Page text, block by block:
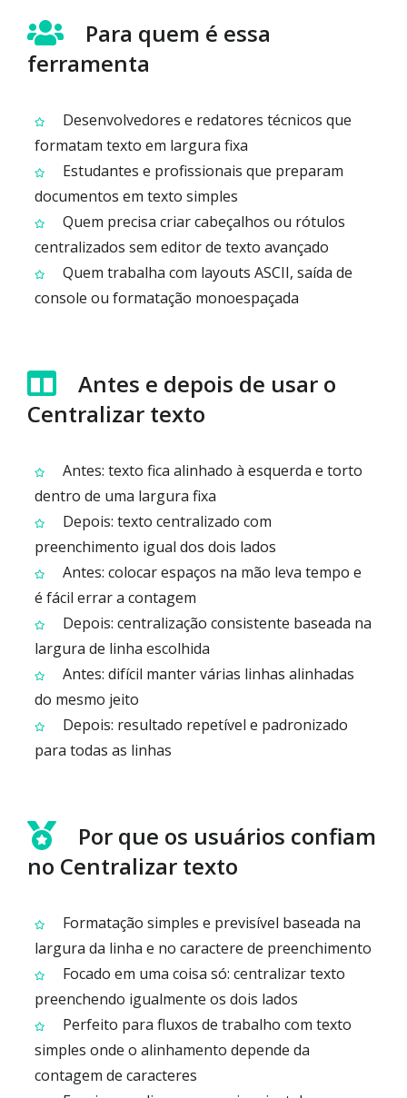
Para quem é essa
ferramenta
Desenvolvedores e redatores técnicos que
formatam texto em largura fixa
Estudantes e profissionais que preparam
documentos em texto simples
Quem precisa criar cabeçalhos ou rótulos
centralizados sem editor de texto avançado
Quem trabalha com layouts ASCII, saída de
console ou formatação monoespaçada
Antes e depois de usar o
Centralizar texto
Antes: texto fica alinhado à esquerda e torto
dentro de uma largura fixa
Depois: texto centralizado com
preenchimento igual dos dois lados
Antes: colocar espaços na mão leva tempo e
é fácil errar a contagem
Depois: centralização consistente baseada na
largura de linha escolhida
Antes: difícil manter várias linhas alinhadas
do mesmo jeito
Depois: resultado repetível e padronizado
para todas as linhas
Por que os usuários confiam
no Centralizar texto
Formatação simples e previsível baseada na
largura da linha e no caractere de preenchimento
Focado em uma coisa só: centralizar texto
preenchendo igualmente os dois lados
Perfeito para fluxos de trabalho com texto
simples onde o alinhamento depende da
contagem de caracteres